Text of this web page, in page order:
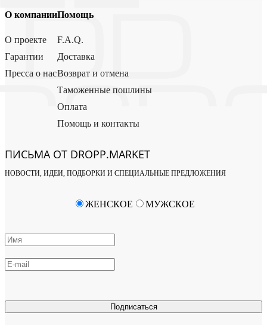
О компании
О проекте
Гарантии
Пресса о нас
Помощь
F.A.Q.
Доставка
Возврат и отмена
Таможенные пошлины
Оплата
Помощь и контакты
ПИСЬМА ОТ DROPP.MARKET
НОВОСТИ, ИДЕИ, ПОДБОРКИ И СПЕЦИАЛЬНЫЕ ПРЕДЛОЖЕНИЯ
Подписаться
ЖЕНСКОЕ МУЖСКОЕ